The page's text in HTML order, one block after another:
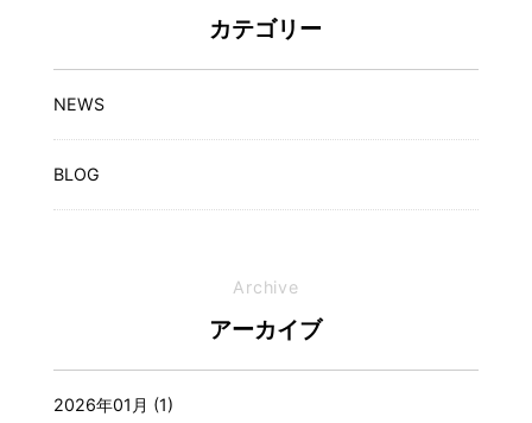
カテゴリー
NEWS
BLOG
Archive
アーカイブ
2026年01月 (1)